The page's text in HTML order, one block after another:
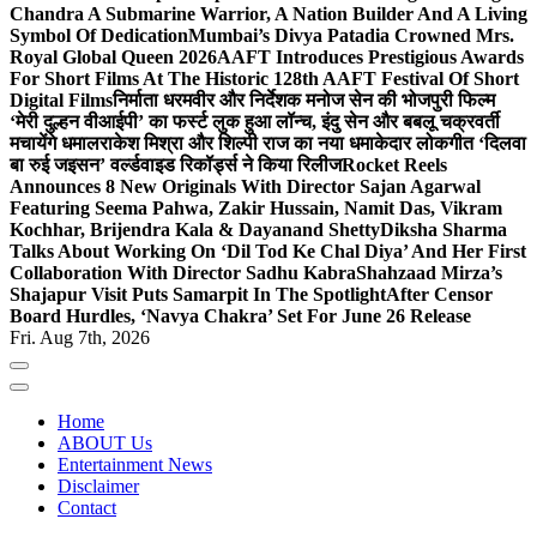
Chandra A Submarine Warrior, A Nation Builder And A Living
Symbol Of DedicationMumbai’s Divya Patadia Crowned Mrs.
Royal Global Queen 2026AAFT Introduces Prestigious Awards
For Short Films At The Historic 128th AAFT Festival Of Short
Digital Filmsनिर्माता धरमवीर और निर्देशक मनोज सेन की भोजपुरी फिल्म
‘मेरी दुल्हन वीआईपी’ का फर्स्ट लुक हुआ लॉन्च, इंदु सेन और बबलू चक्रवर्ती
मचायेंगे धमालराकेश मिश्रा और शिल्पी राज का नया धमाकेदार लोकगीत ‘दिलवा
बा रुई जइसन’ वर्ल्डवाइड रिकॉर्ड्स ने किया रिलीजRocket Reels
Announces 8 New Originals With Director Sajan Agarwal
Featuring Seema Pahwa, Zakir Hussain, Namit Das, Vikram
Kochhar, Brijendra Kala & Dayanand ShettyDiksha Sharma
Talks About Working On ‘Dil Tod Ke Chal Diya’ And Her First
Collaboration With Director Sadhu KabraShahzaad Mirza’s
Shajapur Visit Puts Samarpit In The SpotlightAfter Censor
Board Hurdles, ‘Navya Chakra’ Set For June 26 Release
Fri. Aug 7th, 2026
Home
ABOUT Us
Entertainment News
Disclaimer
Contact